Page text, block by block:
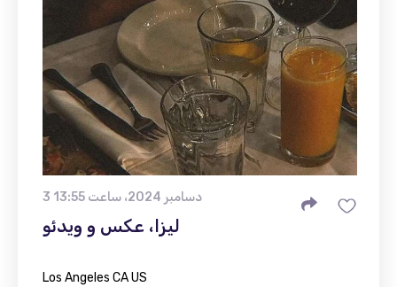
3 دسامبر 2024، ساعت 13:55
لیزا، عکس و ویدئو
Los Angeles CA US